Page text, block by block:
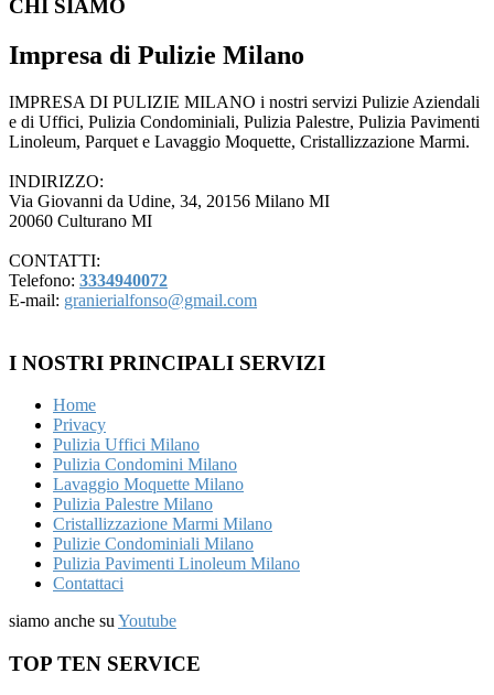
CHI SIAMO
Impresa di Pulizie Milano
IMPRESA DI PULIZIE MILANO i nostri servizi Pulizie Aziendali
e di Uffici, Pulizia Condominiali, Pulizia Palestre, Pulizia Pavimenti
Linoleum, Parquet e Lavaggio Moquette, Cristallizzazione Marmi.
INDIRIZZO:
Via Giovanni da Udine, 34, 20156 Milano MI
20060 Culturano MI
CONTATTI:
Telefono: 3334940072
E-mail: granierialfonso@gmail.com
I NOSTRI PRINCIPALI SERVIZI
Home
Privacy
Pulizia Uffici Milano
Pulizia Condomini Milano
Lavaggio Moquette Milano
Pulizia Palestre Milano
Cristallizzazione Marmi Milano
Pulizie Condominiali Milano
Pulizia Pavimenti Linoleum Milano
Contattaci
siamo anche suYoutube
TOP TEN SERVICE